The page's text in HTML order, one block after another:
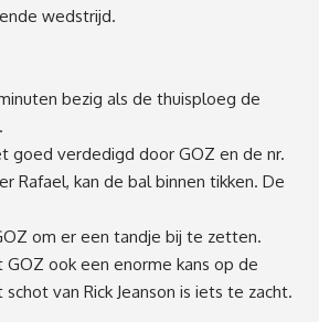
wedstrijd.
bezig als de thuisploeg de
goed verdedigd door GOZ en de nr.
Rafael, kan de bal binnen tikken. De
om er een tandje bij te zetten.
ook een enorme kans op de
van Rick Jeanson is iets te zacht.